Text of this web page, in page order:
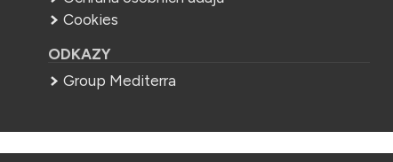
Cookies
ODKAZY
Group Mediterra